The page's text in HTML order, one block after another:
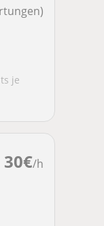
je
30€/h